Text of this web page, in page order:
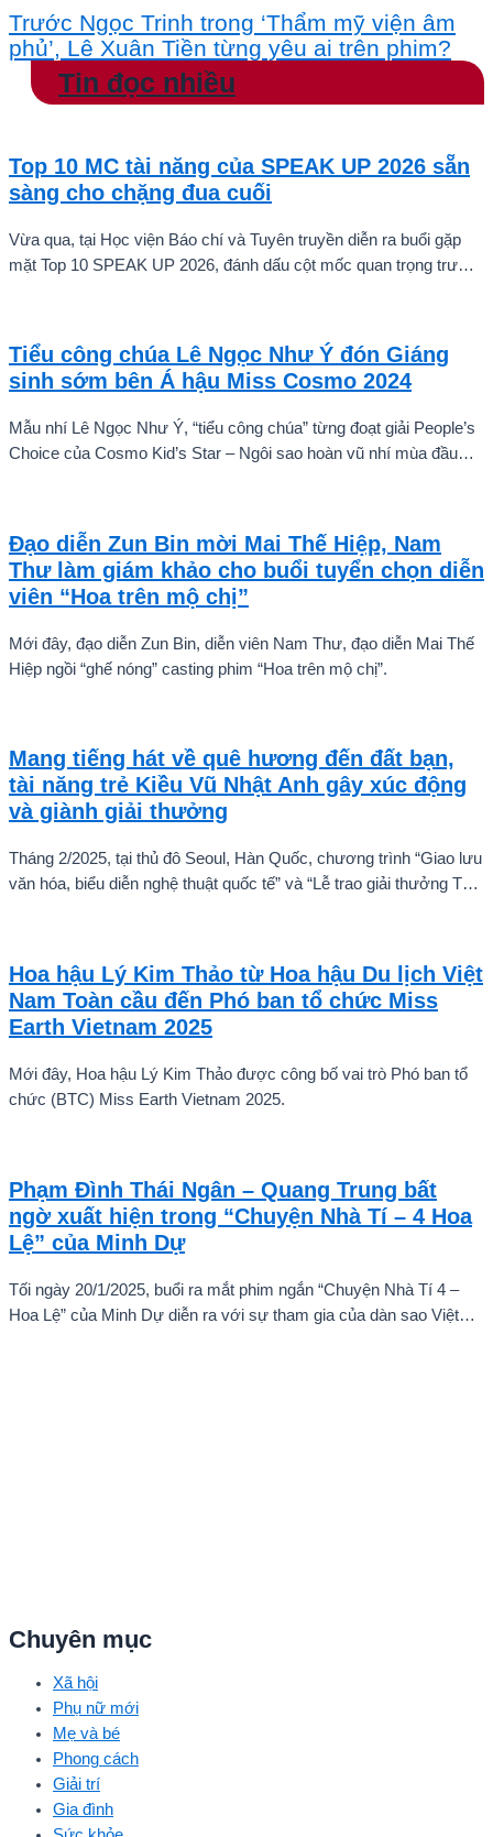
Trước Ngọc Trinh trong ‘Thẩm mỹ viện âm
phủ’, Lê Xuân Tiền từng yêu ai trên phim?
Tin đọc nhiều
Top 10 MC tài năng của SPEAK UP 2026 sẵn
sàng cho chặng đua cuối
Vừa qua, tại Học viện Báo chí và Tuyên truyền diễn ra buổi gặp
mặt Top 10 SPEAK UP 2026, đánh dấu cột mốc quan trọng trước
Tiểu công chúa Lê Ngọc Như Ý đón Giáng
sinh sớm bên Á hậu Miss Cosmo 2024
Mẫu nhí Lê Ngọc Như Ý, “tiểu công chúa” từng đoạt giải People’s
Choice của Cosmo Kid’s Star – Ngôi sao hoàn vũ nhí mùa đầu
Đạo diễn Zun Bin mời Mai Thế Hiệp, Nam
Thư làm giám khảo cho buổi tuyển chọn diễn
viên “Hoa trên mộ chị”
Mới đây, đạo diễn Zun Bin, diễn viên Nam Thư, đạo diễn Mai Thế
Hiệp ngồi “ghế nóng” casting phim “Hoa trên mộ chị”.
Mang tiếng hát về quê hương đến đất bạn,
tài năng trẻ Kiều Vũ Nhật Anh gây xúc động
và giành giải thưởng
Tháng 2/2025, tại thủ đô Seoul, Hàn Quốc, chương trình “Giao lưu
văn hóa, biểu diễn nghệ thuật quốc tế” và “Lễ trao giải thưởng Tài
ấn tượng mạnh với giọng hát trữ tình sâu lắng, mang đậm hơi thở
quê hương.
Hoa hậu Lý Kim Thảo từ Hoa hậu Du lịch Việt
Nam Toàn cầu đến Phó ban tổ chức Miss
Earth Vietnam 2025
Mới đây, Hoa hậu Lý Kim Thảo được công bố vai trò Phó ban tổ
chức (BTC) Miss Earth Vietnam 2025.
Phạm Đình Thái Ngân – Quang Trung bất
ngờ xuất hiện trong “Chuyện Nhà Tí – 4 Hoa
Lệ” của Minh Dự
Tối ngày 20/1/2025, buổi ra mắt phim ngắn “Chuyện Nhà Tí 4 –
Hoa Lệ” của Minh Dự diễn ra với sự tham gia của dàn sao Việt
Chuyên mục
Xã hội
Phụ nữ mới
Mẹ và bé
Phong cách
Giải trí
Gia đình